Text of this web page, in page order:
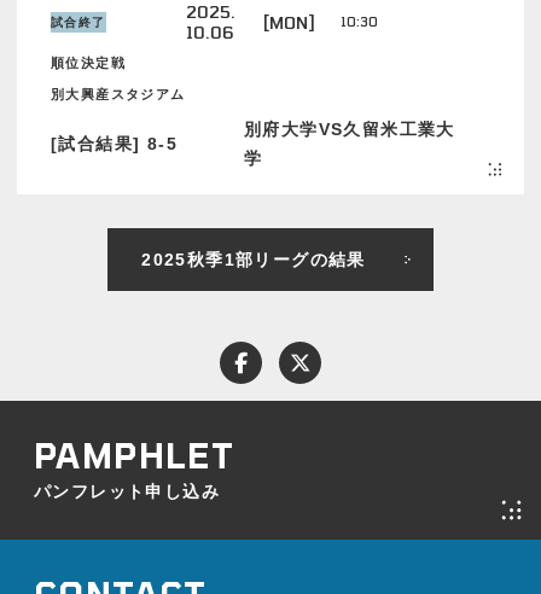
試合終了
2025.
10.06
[MON] 10:30
順位決定戦
別大興産スタジアム
[試合結果] 8-5
別府大学VS久留米工業大
学
2025秋季1部リーグの結果
パンフレット申し込み